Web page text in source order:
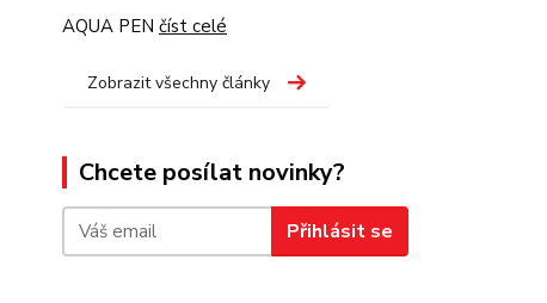
AQUA PEN číst celé
Zobrazit všechny články
Chcete posílat novinky?
Přihlásit se